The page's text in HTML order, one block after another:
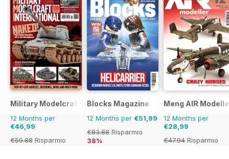
Military Modelcraft International
12 Months per
€46,99
€59.88 Risparmio
Blocks Magazine
12 Months per €51,99
€83.88 Risparmio
38%
Meng AIR
12 Months per
€28,99
€47.94 Risparmio